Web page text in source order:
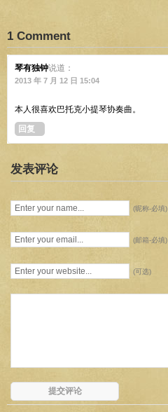
1 Comment
琴有独钟说道：
2013 年 7 月 12 日 15:04
本人很喜欢巴托克小提琴协奏曲。
回复
发表评论
(昵称-必填)
(邮箱-必填)
(可选)